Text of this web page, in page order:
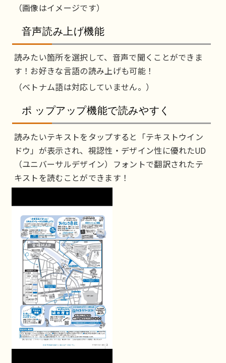
（画像はイメージです）
音声読み上げ機能
読みたい箇所を選択して、音声で聞くことができま
す！お好きな言語の読み上げも可能！
（ベトナム語は対応していません。）
ポ ップアップ機能で読みやすく
読みたいテキストをタップすると「テキストウイン
ドウ」が表示され、視認性・デザイン性に優れたUD
（ユニバーサルデザイン）フォントで翻訳されたテ
キストを読むことができます！